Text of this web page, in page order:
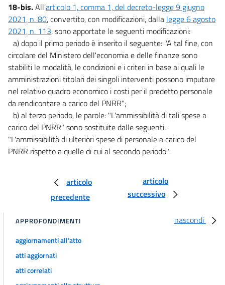
18-bis.All'articolo 1, comma 1, del decreto-legge 9 giugno
2021, n. 80, convertito, con modificazioni, dalla legge 6 agosto
2021, n. 113, sono apportate le seguenti modificazioni:
a) dopo il primo periodo è inserito il seguente: "A tal fine, con
circolare del Ministero dell'economia e delle finanze sono
stabiliti le modalità, le condizioni e i criteri in base ai quali le
amministrazioni titolari dei singoli interventi possono imputare
nel relativo quadro economico i costi per il predetto personale
da rendicontare a carico del PNRR";
b) al terzo periodo, le parole: "L'ammissibilità di tali spese a
carico del PNRR" sono sostituite dalle seguenti:
"L'ammissibilità di ulteriori spese di personale a carico del
PNRR rispetto a quelle di cui al secondo periodo".
articolo
precedente
articolo
successivo
nascondi
APPROFONDIMENTI
aggiornamenti all'atto
atti aggiornati
atti correlati